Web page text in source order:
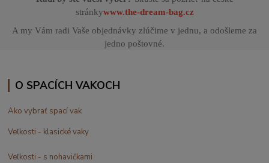
stránkywww.the-dream-bag.cz
A my Vám radi Vaše objednávky zlúčime v jednu, a odošleme za
jedno poštovné.
O SPACÍCH VAKOCH
Ako vybrať spací vak
Veľkosti - klasické vaky
Veľkosti - s nohavičkami